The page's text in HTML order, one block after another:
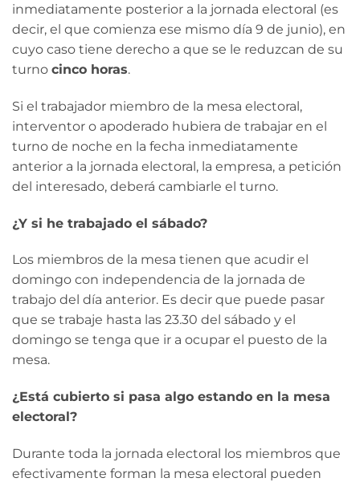
inmediatamente posterior a la jornada electoral (es
decir, el que comienza ese mismo día 9 de junio), en
cuyo caso tiene derecho a que se le reduzcan de su
turno cinco horas.
Si el trabajador miembro de la mesa electoral,
interventor o apoderado hubiera de trabajar en el
turno de noche en la fecha inmediatamente
anterior a la jornada electoral, la empresa, a petición
del interesado, deberá cambiarle el turno.
¿Y si he trabajado el sábado?
Los miembros de la mesa tienen que acudir el
domingo con independencia de la jornada de
trabajo del día anterior. Es decir que puede pasar
que se trabaje hasta las 23.30 del sábado y el
domingo se tenga que ir a ocupar el puesto de la
mesa.
¿Está cubierto si pasa algo estando en la mesa
electoral?
Durante toda la jornada electoral los miembros que
efectivamente forman la mesa electoral pueden